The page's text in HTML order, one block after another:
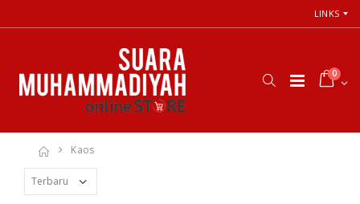
LINKS
0
Kaos